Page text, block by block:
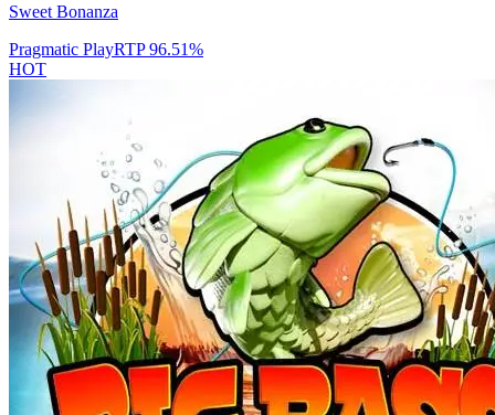
Sweet Bonanza
Pragmatic PlayRTP96.51%
HOT